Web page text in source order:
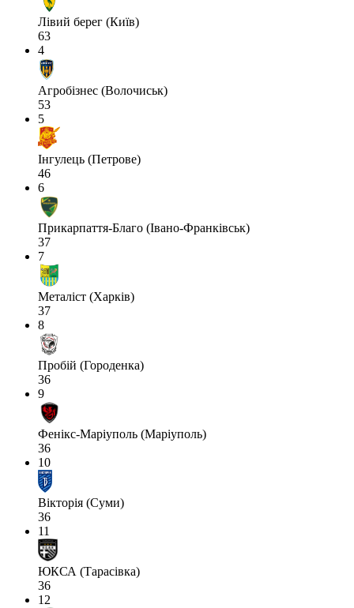
Лівий берег (Київ)
63
4
Агробізнес (Волочиськ)
53
5
Інгулець (Петрове)
46
6
Прикарпаття-Благо (Івано-Франківськ)
37
7
Металіст (Харків)
37
8
Пробій (Городенка)
36
9
Фенікс-Маріуполь (Маріуполь)
36
10
Вікторія (Суми)
36
11
ЮКСА (Тарасівка)
36
12